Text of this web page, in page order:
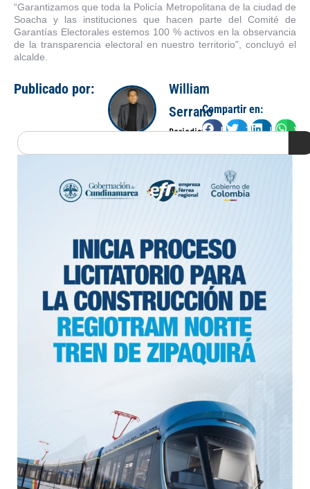
“Garantizamos que toda la Policía Metropolitana de la ciudad de
Soacha y las instituciones que hacen parte del Comité de
Garantías Electorales estemos 100 % activos en la observancia
de la transparencia electoral en nuestro territorio”, concluyó el
alcalde.
Publicado por:
William
Serrano
Periodista
Compartir en:
FacebookTwitterLinkedIn
Search